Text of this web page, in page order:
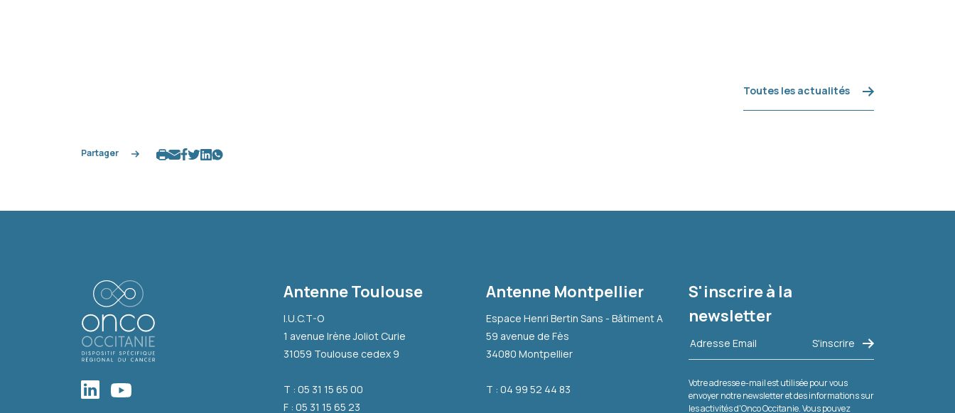
Toutes les actualités
Partager
Antenne Toulouse
I.U.C.T-O
1 avenue Irène Joliot Curie
31059 Toulouse cedex 9
T : 05 31 15 65 00
F : 05 31 15 65 23
Antenne Montpellier
Espace Henri Bertin Sans - Bâtiment A
59 avenue de Fès
34080 Montpellier
T : 04 99 52 44 83
S'inscrire à la
newsletter
Votre adresse e-mail est utilisée pour vous
envoyer notre newsletter et des informations sur
les activités d'Onco Occitanie. Vous pouvez